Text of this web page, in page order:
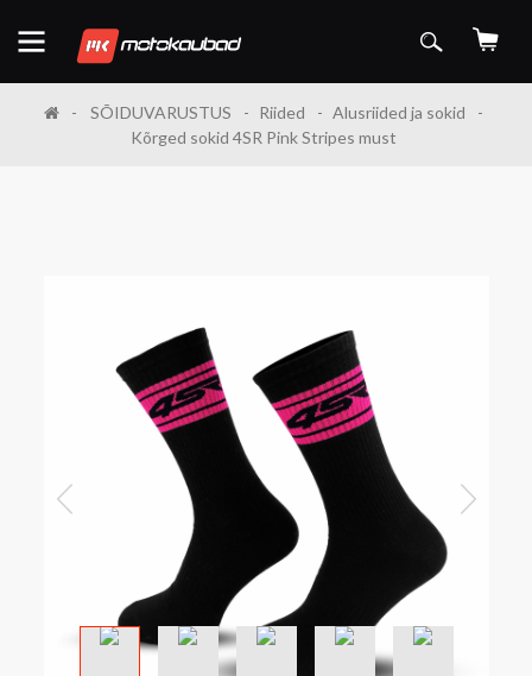
SÕIDUVARUSTUS Riided
Alusriided ja sokid
Kõrged sokid 4SR Pink Stripes must